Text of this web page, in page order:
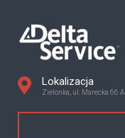
Lokalizacja
Zielonka, ul. Marecka 66 A